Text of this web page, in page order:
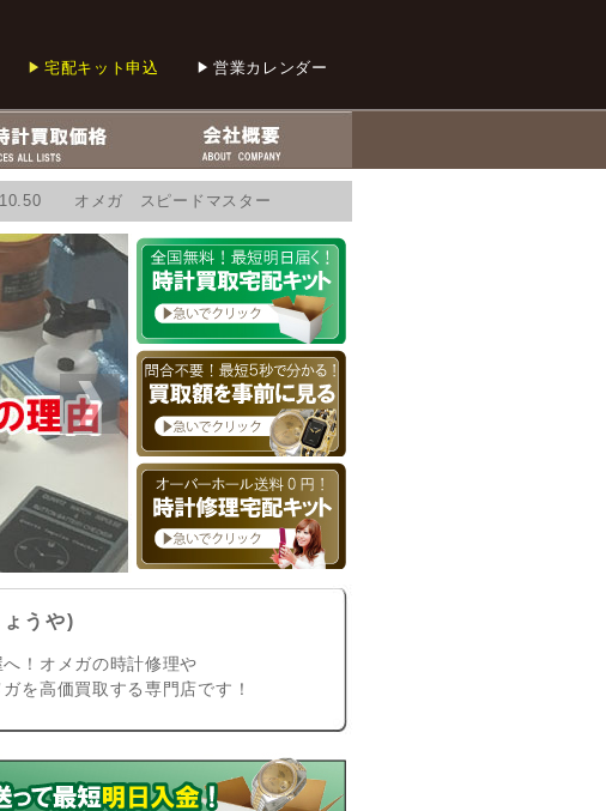
宅配キット申込 営業カレンダー
オメガ スピードマスター
うや)
！オメガの時計修理や
を高価買取する専門店です！